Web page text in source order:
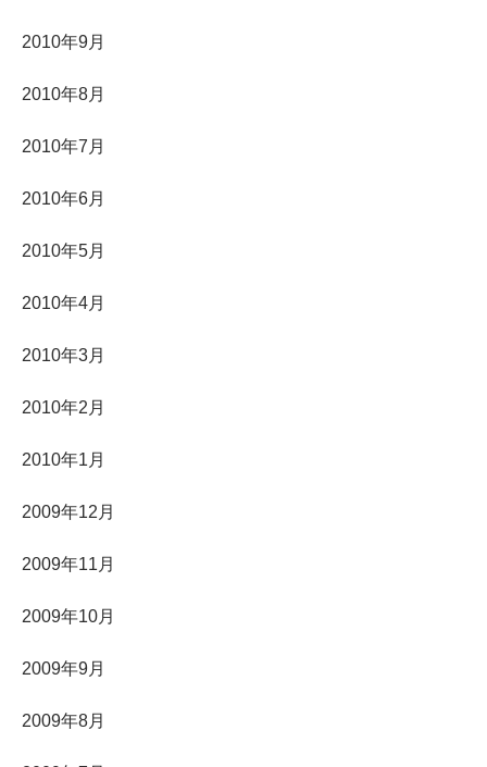
2010年9月
2010年8月
2010年7月
2010年6月
2010年5月
2010年4月
2010年3月
2010年2月
2010年1月
2009年12月
2009年11月
2009年10月
2009年9月
2009年8月